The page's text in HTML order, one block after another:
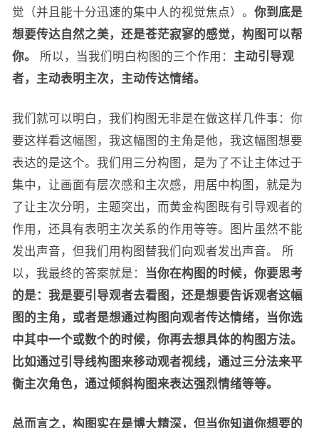
觉（并且能十分迅速的集中人的视觉焦点）。 你到底是
想要传达自然之美，还是苍茫寂寥的感觉，构图可以帮
你。
所以，当我们明白构图的三个作用： 主动引导观
者，主动表明主次，主动传达情绪。
我们就可以明白，我们构图无非是在做这样几件事：你
要这样看这幅图，我这幅图的主角是他，我这幅图想要
表达的是这个。我们用三分构图，是为了不让主体过于
集中，让画面有层次感和主次感，用居中构图，就是为
了让主次分明，主题突出，而黄金构图既有引导观者的
作用，还具有表明主次关系的作用等等。图片虽然不能
发出声音，但我们用构图替我们向观者发出声音。 所
以，我最终的答案就是：
当你在构图的时候，你要思考
的是：我是要引导观者去看图，还是想要告诉观者这幅
图的主角，或者是想通过构图向观者传达情绪，当你选
中其中一个或数个的时候，你再去想具体的构图方法。
比如通过引导线构图来移动观者视线，通过三分法来平
衡主次角色，通过倾斜构图来表达强烈情绪等等。
总而言之，构图实在是博大精深，但当你知道你想要的